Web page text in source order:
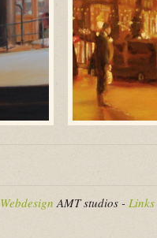
Webdesign AMT studios - Links